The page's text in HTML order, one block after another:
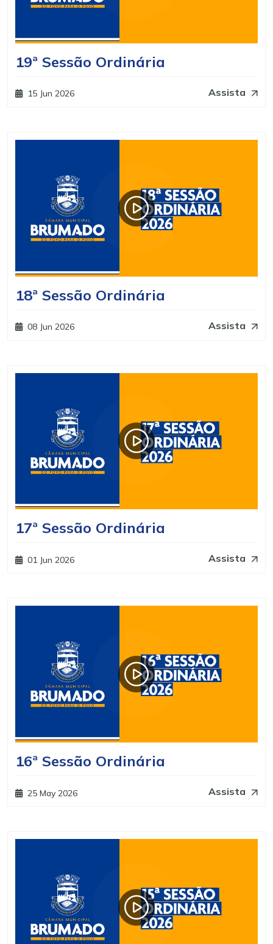
19ª Sessão Ordinária
15 Jun 2026 Assista
18ª Sessão Ordinária
08 Jun 2026 Assista
17ª Sessão Ordinária
01 Jun 2026 Assista
16ª Sessão Ordinária
25 May 2026 Assista